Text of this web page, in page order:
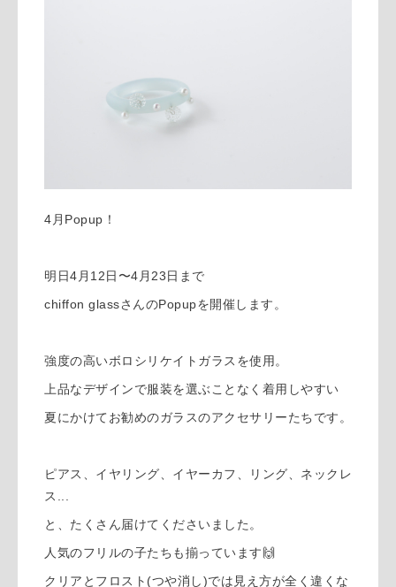
4月Popup！
明日4月12日〜4月23日まで
chiffon glassさんのPopupを開催します。
強度の高いボロシリケイトガラスを使用。
上品なデザインで服装を選ぶことなく着用しやすい
夏にかけてお勧めのガラスのアクセサリーたちです。
ピアス、イヤリング、イヤーカフ、リング、ネックレ
ス...
と、たくさん届けてくださいました。
人気のフリルの子たちも揃っています🙌
クリアとフロスト(つや消し)では見え方が全く違くな